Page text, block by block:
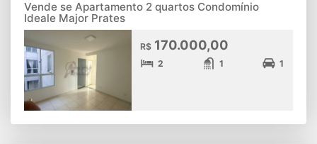
Vende se Apartamento 2 quartos Condomínio
Ideale Major Prates
R$ 170.000,00
2 1 1